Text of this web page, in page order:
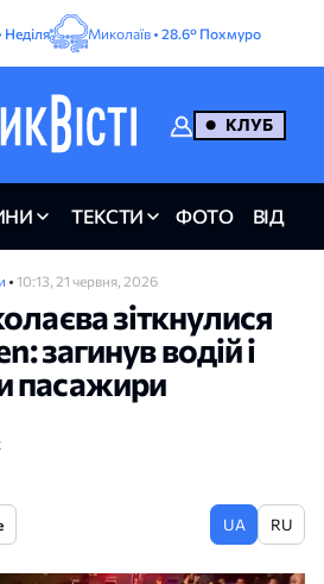
Неділя Миколаїв • 28.6° Похмуро
КЛУБ
ТЕКСТИ ФОТО ВІДЕО
• 10:13, 21 червня, 2026
зіткнулися
загинув водій і
пасажири
UA RU